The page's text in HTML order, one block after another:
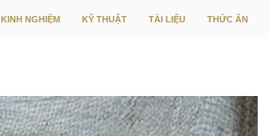
KINH NGHIỆM KỸ THUẬT TÀI LIỆU THỨC ĂN